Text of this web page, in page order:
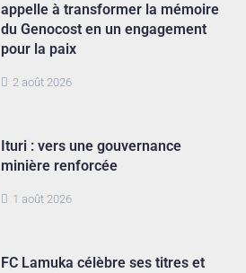
2 août 2026
appelle à transformer la mémoire
du Genocost en un engagement
pour la paix
1 août 2026
Ituri : vers une gouvernance
minière renforcée
FC Lamuka célèbre ses titres et